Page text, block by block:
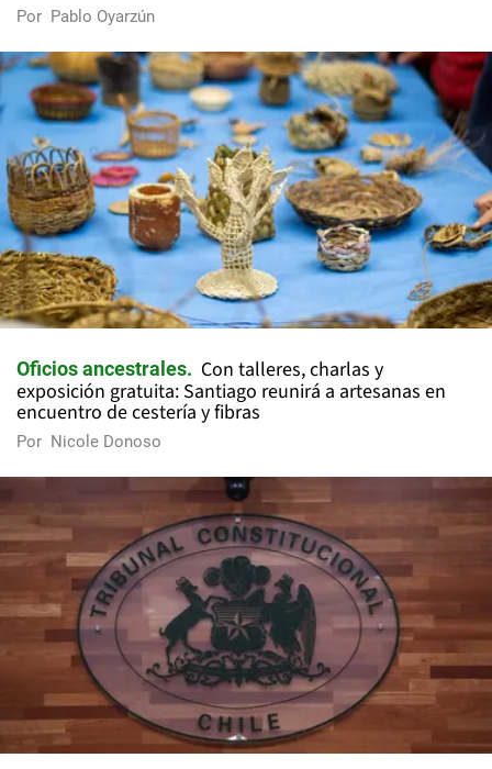
Por Pablo Oyarzún
Oficios ancestrales
Con talleres, charlas y
exposición gratuita: Santiago reunirá a artesanas en
encuentro de cestería y fibras
Por Nicole Donoso